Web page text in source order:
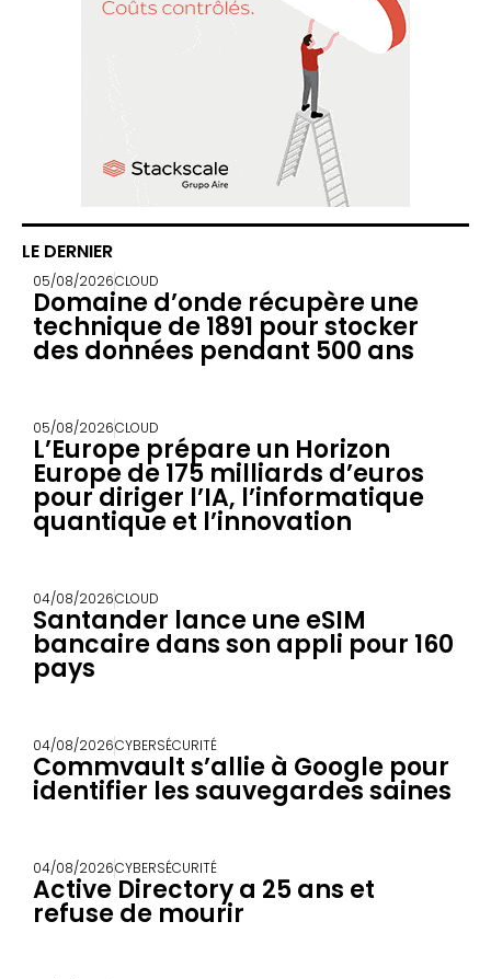
LE DERNIER
05/08/2026CLOUD
Domaine d’onde récupère une
technique de 1891 pour stocker
des données pendant 500 ans
05/08/2026CLOUD
L’Europe prépare un Horizon
Europe de 175 milliards d’euros
pour diriger l’IA, l’informatique
quantique et l’innovation
04/08/2026CLOUD
Santander lance une eSIM
bancaire dans son appli pour 160
pays
04/08/2026CYBERSÉCURITÉ
Commvault s’allie à Google pour
identifier les sauvegardes saines
04/08/2026CYBERSÉCURITÉ
Active Directory a 25 ans et
refuse de mourir